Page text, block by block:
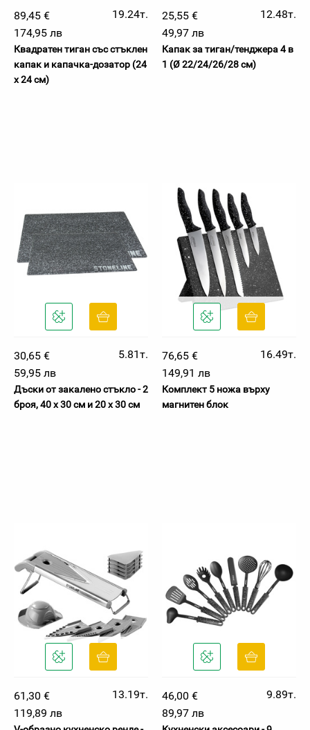
89,45 €
19.24т.
174,95 лв
Квадратен тиган със стъклен
капак и капачка-дозатор (24
х 24 см)
25,55 €
12.48т.
49,97 лв
Капак за тиган/тенджера 4 в
1 (Ø 22/24/26/28 см)
30,65 €
5.81т.
59,95 лв
Дъски от закалено стъкло - 2
броя, 40 х 30 см и 20 х 30 см
76,65 €
16.49т.
149,91 лв
Комплект 5 ножа върху
магнитен блок
61,30 €
13.19т.
119,89 лв
46,00 €
9.89т.
89,97 лв